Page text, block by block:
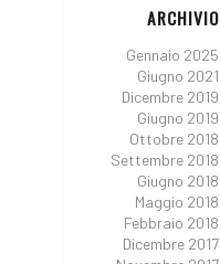
ARCHIVIO
Gennaio 2025
Giugno 2021
Dicembre 2019
Giugno 2019
Ottobre 2018
Settembre 2018
Giugno 2018
Maggio 2018
Febbraio 2018
Dicembre 2017